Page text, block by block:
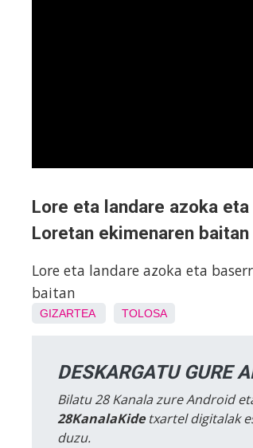
Lore eta landare azoka
Loretan ekimenaren baitan
Lore eta landare azoka eta
baitan
GIZARTEA TOLOSA
DESKARGATU GURE
Bilatu 28 Kanala zure Android
28KanalaKidetxartel digitalak
duzu.